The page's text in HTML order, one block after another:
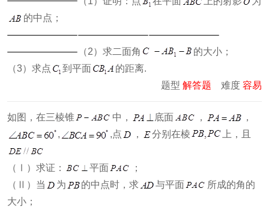
的中点；
（2）求二面角
的大小；
（3）求点
到平面
的距离.
题型 解答题 难度 容易
如图，在三棱锥 中， 底面 ，
，
,
,点 ， 分别在棱 上，且
（Ⅰ）求证： 平面
；
（Ⅱ）当
为 的中点时，求 与平面
所成的角的
大小；